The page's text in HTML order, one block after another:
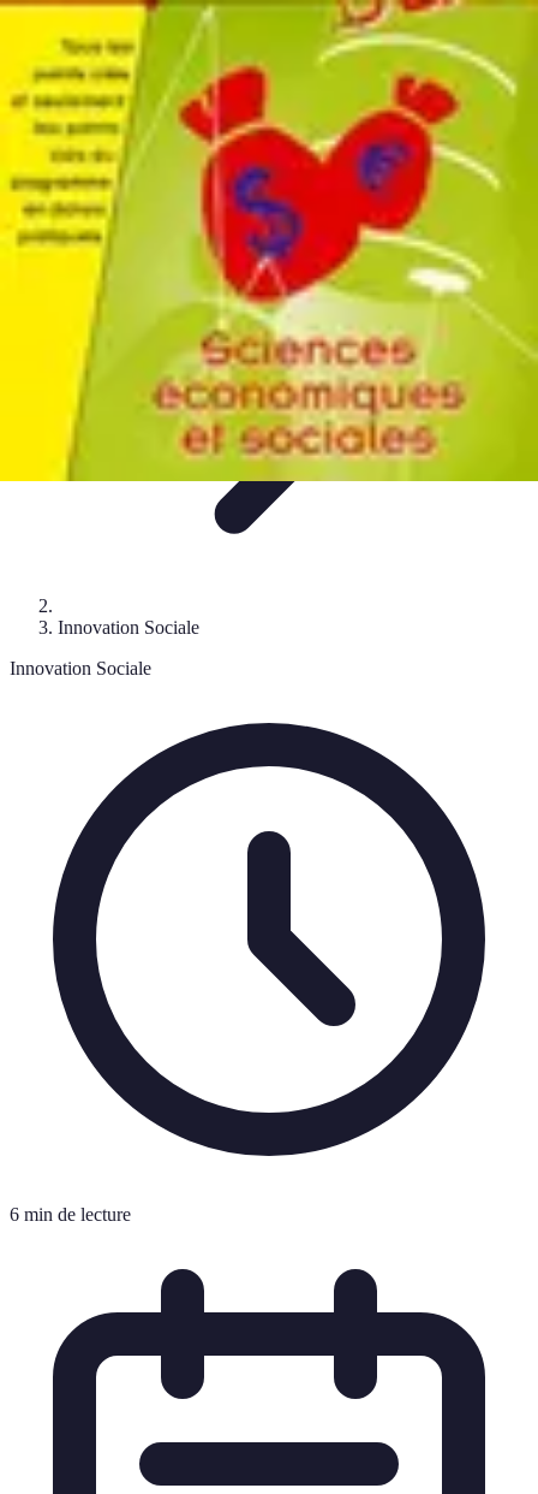
Défis et Découvertes
Innovation Durable
Éducation et ApprentissageInnovationSanté et
Bien-êtreTechnologie et Innovation
Défis et Découvertes
Innovation Sociale
Innovation Sociale
6 min de lecture